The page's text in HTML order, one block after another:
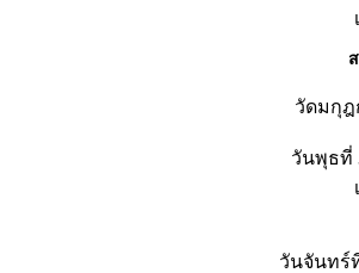
วัดมกุฎ
วันพุธที่
วันจันทร์